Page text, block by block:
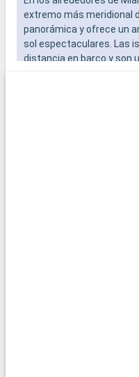
extremo más meridional
panorámica y ofrece un
sol espectaculares. Las
distancia en barco y son